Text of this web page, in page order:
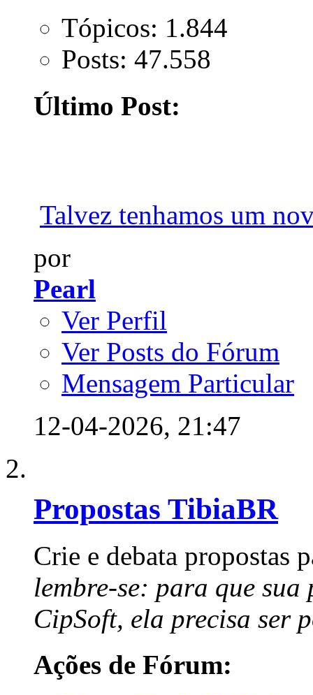
Tópicos: 1.844
Posts: 47.558
Último Post:
Talvez tenhamos um
por
Pearl
Ver Perfil
Ver Posts do Fórum
Mensagem Particular
12-04-2026, 21:47
Propostas TibiaBR
Crie e debata propostas
lembre-se: para que
CipSoft, ela precisa ser
Ações de Fórum: